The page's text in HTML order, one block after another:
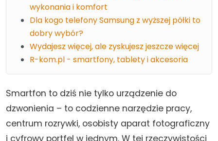
wykonania i komfort
Dla kogo telefony Samsung z wyższej półki to
dobry wybór?
Wydajesz więcej, ale zyskujesz jeszcze więcej
R-kom.pl - smartfony, tablety i akcesoria
Smartfon to dziś nie tylko urządzenie do
dzwonienia – to codzienne narzędzie pracy,
centrum rozrywki, osobisty aparat fotograficzny
i cyfrowy portfel w jednym. W tej rzeczywistości